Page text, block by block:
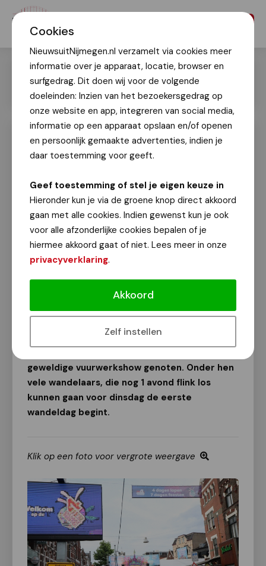
Cookies
NieuwsuitNijmegen.nl verzamelt via cookies meer
informatie over je apparaat, locatie, browser en
surfgedrag. Dit doen wij voor de volgende
doeleinden: Inzien van het bezoekersgedrag op
onze website en app, integreren van social media,
informatie op een apparaat opslaan en/of openen
en persoonlijk gemaakte advertenties, indien je
daar toestemming voor geeft.
Geef toestemming of stel je eigen keuze in
Hieronder kun je via de groene knop direct akkoord
gaan met alle cookies. Indien gewenst kun je ook
voor alle afzonderlijke cookies bepalen of je
hiermee akkoord gaat of niet. Lees meer in onze
privacyverklaring.
Akkoord
Zelf instellen
4Daagse 2023: Gezellige drukte
tijdens 2e dag Vierdaagsefeesten en
17 juli 2023
Op zaterdag stonden bezoekers van de
Vierdaagsefeesten enkele uren met een
paraplu in de hand, op zondag konden de
handjes in de lucht! Doordat zondagavond de
Waal in Vlammen plaatsvond, was het gezellig
druk. Door het centrum kon iedereen
genieten van zijn of haar favoriete muziek,
arcadespellen. De Waalkade en omgeving
geweldige vuurwerkshow genoten. Onder hen
vele wandelaars, die nog 1 avond flink los
kunnen gaan voor dinsdag de eerste
wandeldag begint.
Klik op een foto voor vergrote weergave